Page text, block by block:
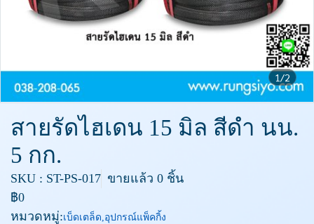
1/2
สายรัดไฮเดน 15 มิล สีดำ นน.
5 กก.
SKU : ST-PS-017 ขายแล้ว 0 ชิ้น
฿0
หมวดหมู่:เบ็ดเตล็ด,อุปกรณ์แพ็คกิ้ง